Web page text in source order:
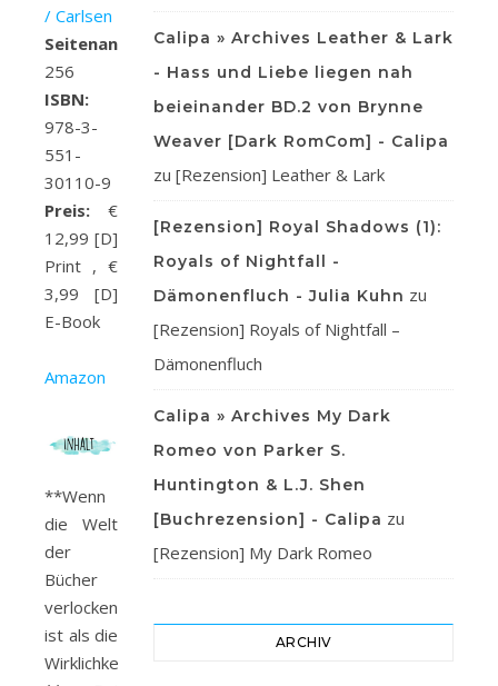
/ Carlsen
Seitenanzahl:
256
ISBN:
978-3-
551-
30110-9
Preis: €
12,99 [D]
Print , €
3,99 [D]
E-Book
Amazon
**Wenn
die Welt
der
Bücher
verlockender
ist als die
Wirklichkeit…
Calipa » Archives Leather & Lark
- Hass und Liebe liegen nah
beieinander BD.2 von Brynne
Weaver [Dark RomCom] - Calipa
zu [Rezension] Leather & Lark
[Rezension] Royal Shadows (1):
Royals of Nightfall -
Dämonenfluch - Julia Kuhn zu
[Rezension] Royals of Nightfall –
Dämonenfluch
Calipa » Archives My Dark
Romeo von Parker S.
Huntington & L.J. Shen
[Buchrezension] - Calipa zu
[Rezension] My Dark Romeo
ARCHIV